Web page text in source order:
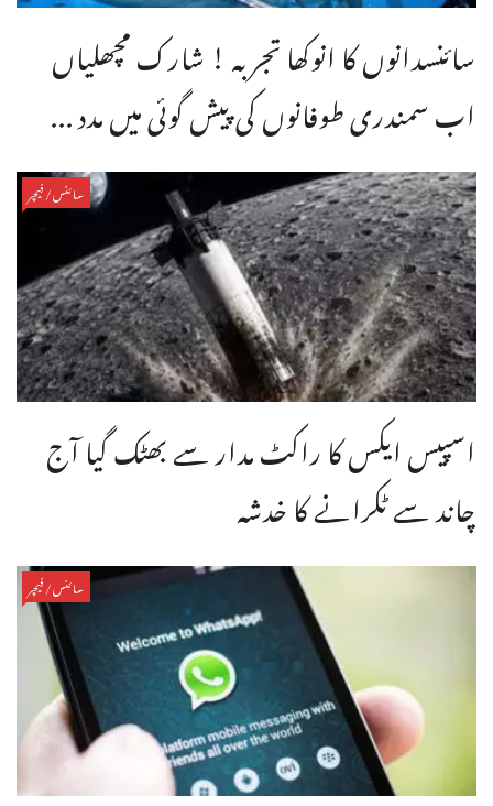
سائنسدانوں کا انوکھا تجربہ ! شارک مچھلیاں
اب سمندری طوفانوں کی پیش گوئی میں مدد ...
سائنس/فیچر
اسپیس ایکس کا راکٹ مدار سے بھٹک گیا آج
چاند سے ٹکرانے کا خدشہ
سائنس/فیچر